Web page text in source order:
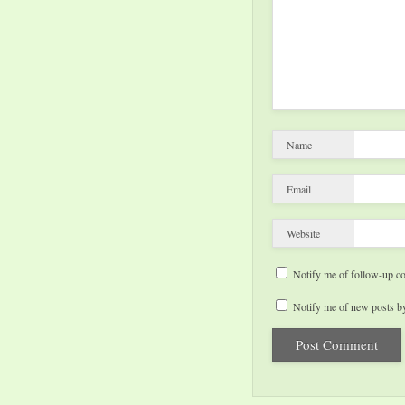
Name
Email
Website
Notify me of follow-up
Notify me of new posts